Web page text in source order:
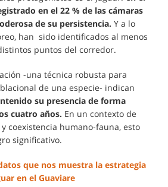
en el 22 % de las cámaras
de su persistencia. Y a lo
han sido identificados al menos
puntos del corredor.
-una técnica robusta para
de una especie- indican
su presencia de forma
cuatro años. En un contexto de
coexistencia humano-fauna, esto
significativo.
que nos muestra la estrategia
en el Guaviare